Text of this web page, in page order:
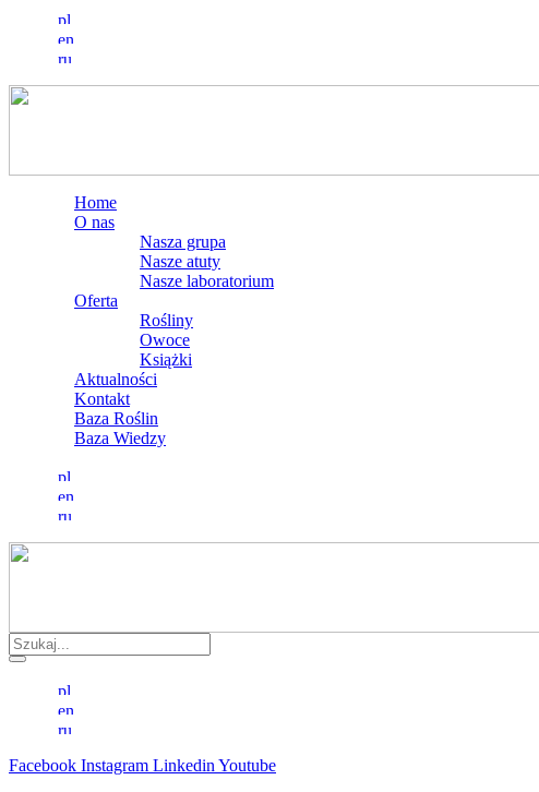
Home
O nas
Nasza grupa
Nasze atuty
Nasze laboratorium
Oferta
Rośliny
Owoce
Książki
Aktualności
Kontakt
Baza Roślin
Baza Wiedzy
Facebook Instagram Linkedin Youtube